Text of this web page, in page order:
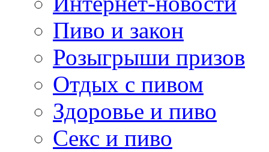
Пиво и закон
Розыгрыши призов
Отдых с пивом
Здоровье и пиво
Секс и пиво